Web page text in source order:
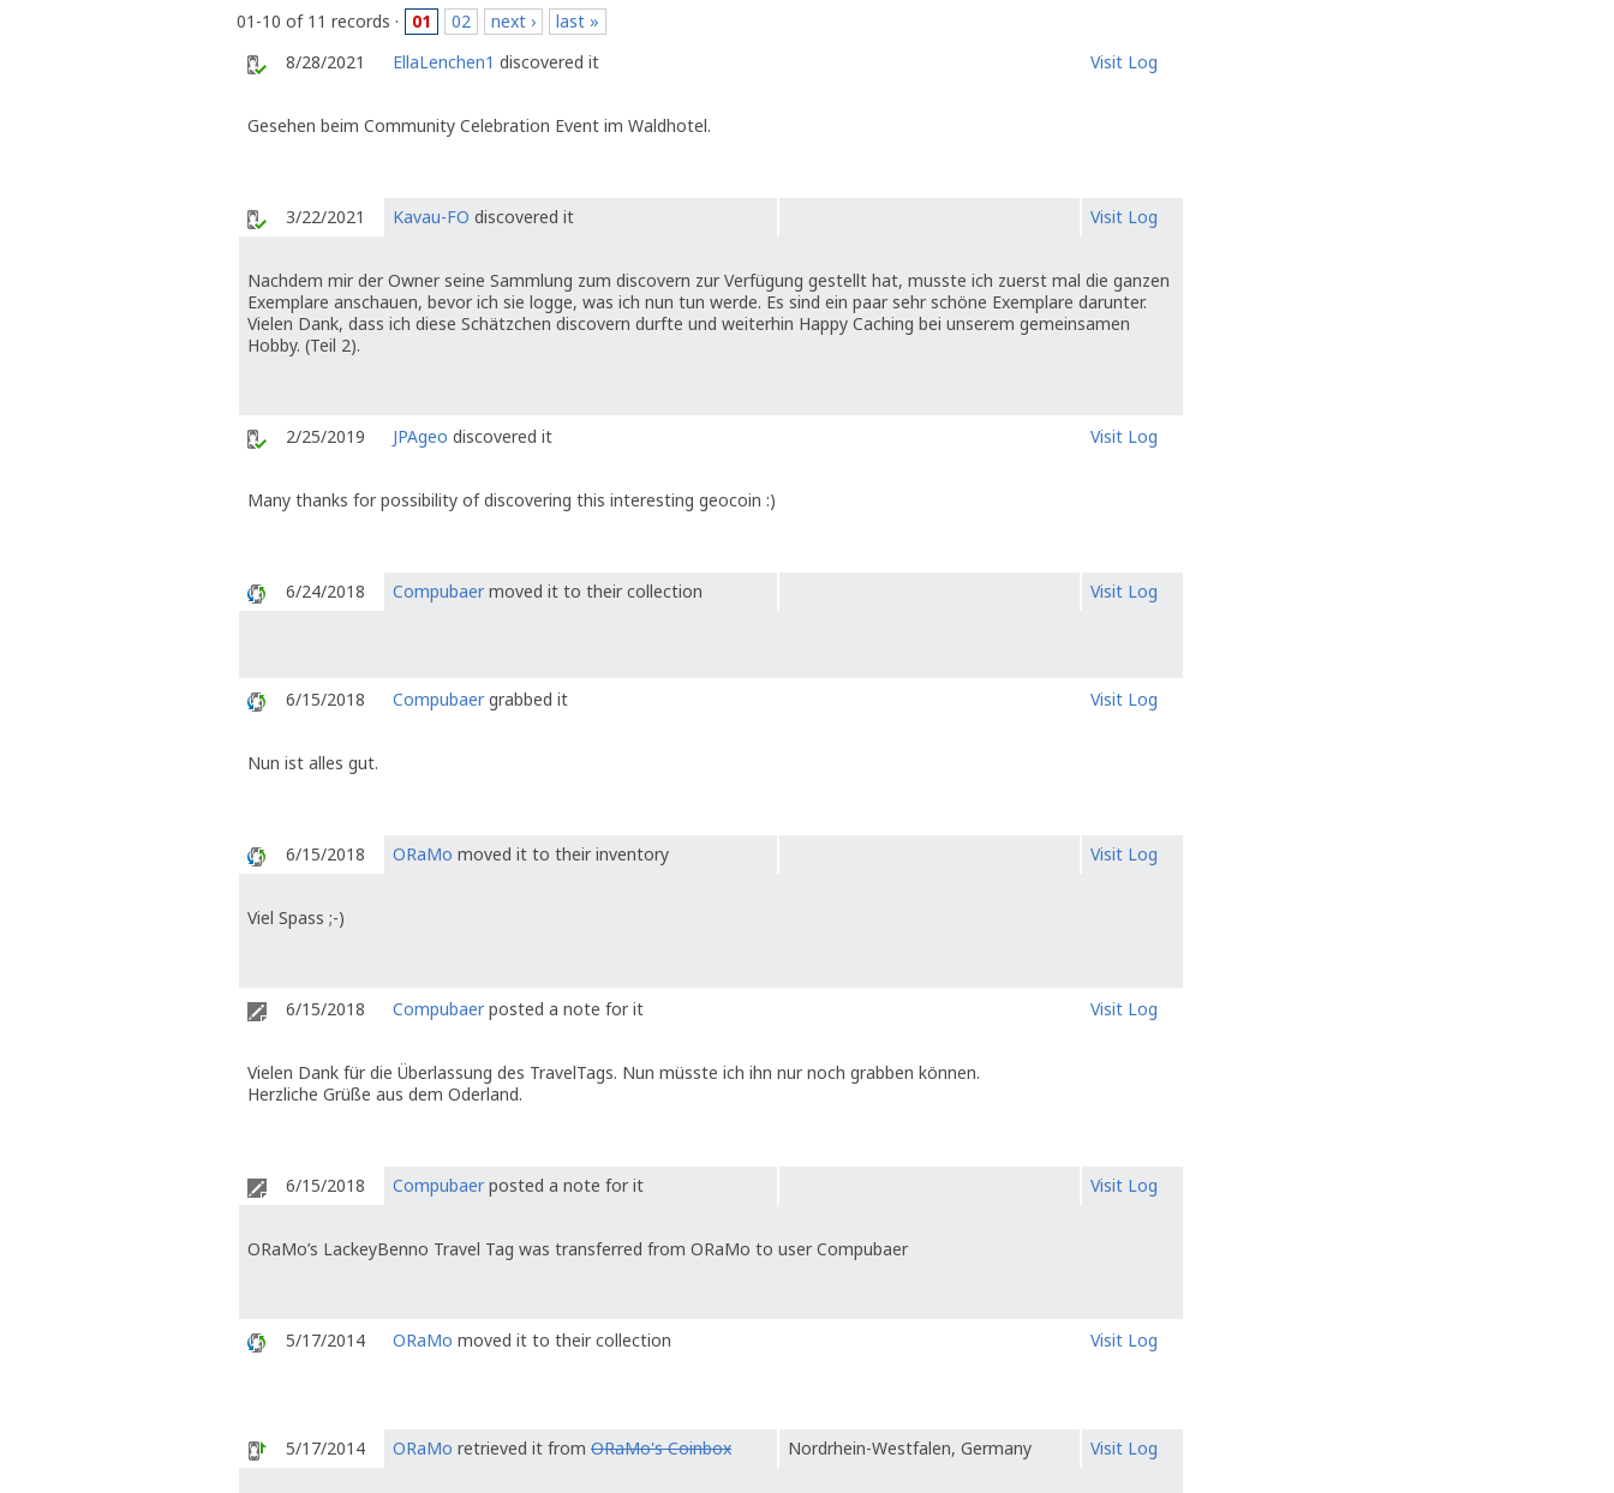
01-10 of 11 records · 01 02 next ›
last »
8/28/2021
EllaLenchen1 discovered it Visit Log
Gesehen beim Community Celebration Event im Waldhotel.
3/22/2021 Kavau-FO discovered it Visit Log
Nachdem mir der Owner seine Sammlung zum discovern zur Verfügung gestellt hat, musste ich zuerst mal die ganzen
Exemplare anschauen, bevor ich sie logge, was ich nun tun werde. Es sind ein paar sehr schöne Exemplare darunter.
Vielen Dank, dass ich diese Schätzchen discovern durfte und weiterhin Happy Caching bei unserem gemeinsamen
Hobby. (Teil 2).
2/25/2019 JPAgeo discovered it Visit Log
Many thanks for possibility of discovering this interesting geocoin :)
6/24/2018 Compubaer moved it to their collection Visit Log
6/15/2018 Compubaergrabbed it Visit Log
Nun ist alles gut.
6/15/2018 ORaMo moved it to their inventory Visit Log
Viel Spass ;-)
6/15/2018 Compubaerposted a note for it Visit Log
Vielen Dank für die Überlassung des TravelTags. Nun müsste ich ihn nur noch grabben können.
Herzliche Grüße aus dem Oderland.
6/15/2018 Compubaer posted a note for it Visit Log
ORaMo’s LackeyBenno Travel Tag was transferred from ORaMo to user Compubaer
5/17/2014 ORaMo moved it to their collection Visit Log
5/17/2014 ORaMo retrieved it from ORaMo's Coinbox Nordrhein-Westfalen, Germany Visit Log